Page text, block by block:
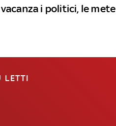
i politici, le mete
LETTI